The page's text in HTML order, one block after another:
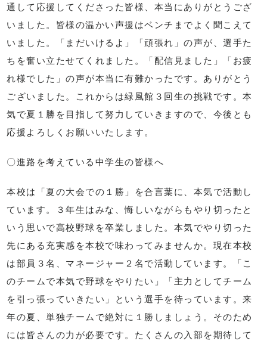
通して応援してくださった皆様、本当にありがとうござ
いました。皆様の温かい声援はベンチまでよく聞こえて
いました。「まだいけるよ」「頑張れ」の声が、選手た
ちを奮い立たせてくれました。「配信見ました」「お疲
れ様でした」の声が本当に有難かったです。ありがとう
ございました。これからは緑風館３回生の挑戦です。本
気で夏１勝を目指して努力していきますので、今後とも
応援よろしくお願いいたします。
〇進路を考えている中学生の皆様へ
本校は「夏の大会での１勝」を合言葉に、本気で活動し
ています。３年生はみな、悔しいながらもやり切ったと
いう思いで高校野球を卒業しました。本気でやり切った
先にある充実感を本校で味わってみませんか。現在本校
は部員３名、マネージャー２名で活動しています。「こ
のチームで本気で野球をやりたい」「主力としてチーム
を引っ張っていきたい」という選手を待っています。来
年の夏、単独チームで絶対に１勝しましょう。そのため
には皆さんの力が必要です。たくさんの入部を期待して